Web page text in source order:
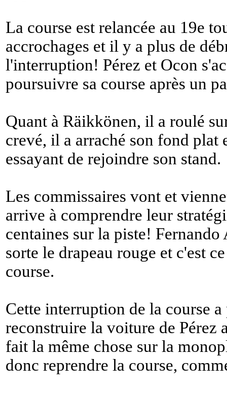
La course est relancée au 19e
accrochages et il y a plus de
l'interruption! Pérez et Ocon
poursuivre sa course après un
Quant à Räikkönen, il a roulé
crevé, il a arraché son fond plat
essayant de rejoindre son stand.
Les commissaires vont et
arrive à comprendre leur
centaines sur la piste!
sorte le drapeau rouge et c'est
course.
Cette interruption de la course
reconstruire la voiture de Pérez
fait la même chose sur la
donc reprendre la course,